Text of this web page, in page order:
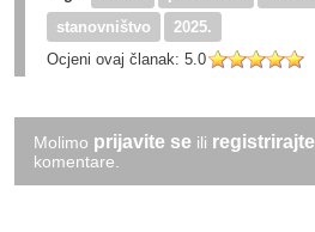
stanovništvo
2025.
Ocjeni ovaj članak: 5.0
Molimo prijavite se ili registrirajte
komentare.